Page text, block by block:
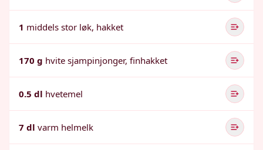
1 middels stor løk, hakket
170 g hvite sjampinjonger, finhakket
0.5 dl hvetemel
7 dl varm helmelk